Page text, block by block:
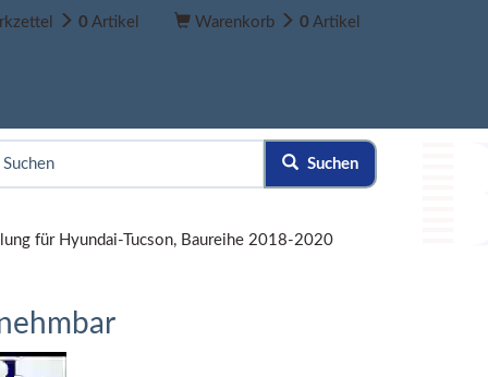
0 Artikel Warenkorb 0 Artikel
Suchen
für Hyundai-Tucson, Baureihe 2018-2020